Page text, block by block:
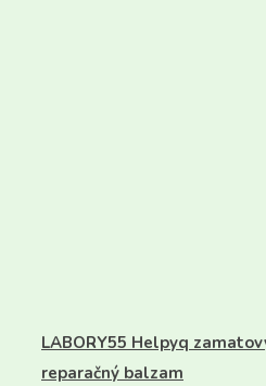
LABORY55 Helpyq
reparačný balzam